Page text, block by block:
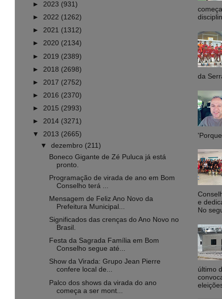
► 2023 (931)
► 2022 (1262)
► 2021 (1312)
► 2020 (2134)
► 2019 (2389)
► 2018 (2698)
► 2017 (2752)
► 2016 (2370)
► 2015 (2993)
► 2014 (3271)
▼ 2013 (2665)
▼dezembro (211)
Boneco Gigante de Zé Puluca já está
pronto.
Programação de virada de ano em Bom
Conselho terá ...
Mensagem de Feliz Ano Novo da
Prefeitura Municipal...
Significados das crenças do Ano Novo no
Brasil.
Festa da Sagrada Família em Bom
Conselho segue até...
Show da Virada: Grupo Jean Pierre
confere local de...
Palco dos shows da virada do ano
começa a ser mont...
da
e
No
último